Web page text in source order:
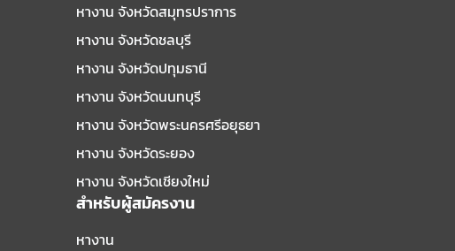
หางาน จังหวัดสมุทรปราการ
หางาน จังหวัดชลบุรี
หางาน จังหวัดปทุมธานี
หางาน จังหวัดนนทบุรี
หางาน จังหวัดพระนครศรีอยุธยา
หางาน จังหวัดระยอง
หางาน จังหวัดเชียงใหม่
สำหรับผู้สมัครงาน
หางาน